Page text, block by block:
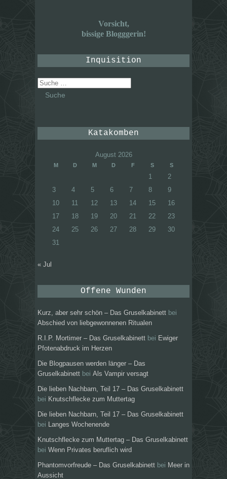
Vorsicht,
bissige Blogggerin!
Inquisition
Suche
nach:
Katakomben
August 2026
M D M D F S S
1
2
3
4 5 6 7 8
9
10
11 12 13 14 15
16
17
18 19 20 21 22
23
24
25 26 27 28 29
30
31
« Jul
Offene Wunden
Kurz, aber sehr schön – Das Gruselkabinett bei
Abschied von liebgewonnenen Ritualen
R.I.P. Mortimer – Das Gruselkabinett bei Ewiger
Pfotenabdruck im Herzen
Die Blogpausen werden länger – Das
Gruselkabinett bei Als Vampir versagt
Die lieben Nachbarn, Teil 17 – Das Gruselkabinett
bei Knutschflecke zum Muttertag
Die lieben Nachbarn, Teil 17 – Das Gruselkabinett
bei
Langes Wochenende
Knutschflecke zum Muttertag – Das Gruselkabinett
bei Wenn Privates beruflich wird
Phantomvorfreude – Das Gruselkabinett bei Meer in
Aussicht